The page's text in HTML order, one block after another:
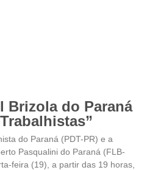
Brizola do Paraná
do Paraná (PDT-PR) e a
Pasqualini do Paraná (FLB-
feira (19), a partir das 19 horas,